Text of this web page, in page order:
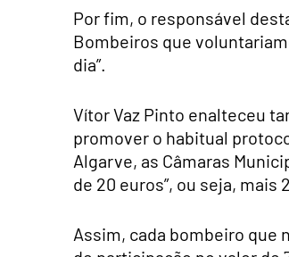
Por fim, o responsável
Bombeiros que
dia”.
Vítor Vaz Pinto enalteceu
promover o habitual
Algarve, as Câmaras
de 20 euros”, ou seja, mais
Assim, cada bombeiro que